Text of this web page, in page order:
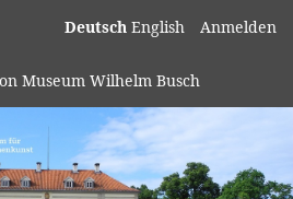
Deutsch English Anmelden
Museum Wilhelm Busch